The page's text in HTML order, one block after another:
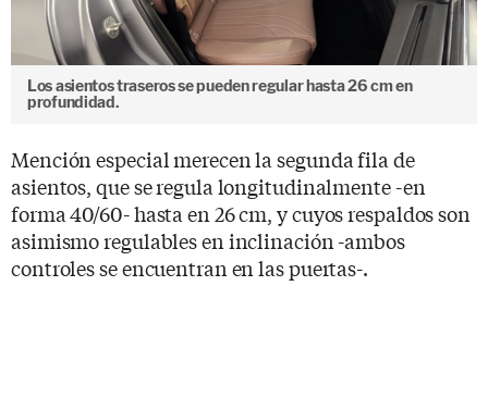
Los asientos traseros se pueden regular hasta 26 cm en
profundidad.
Mención especial merecen la segunda fila de
asientos, que se regula longitudinalmente -en
forma 40/60- hasta en 26 cm, y cuyos respaldos son
asimismo regulables en inclinación -ambos
controles se encuentran en las puertas-.